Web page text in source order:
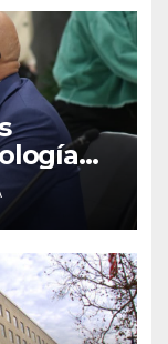
en